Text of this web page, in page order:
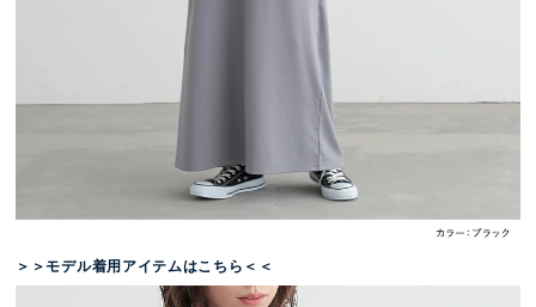
＞＞モデル着用アイテムはこちら＜＜